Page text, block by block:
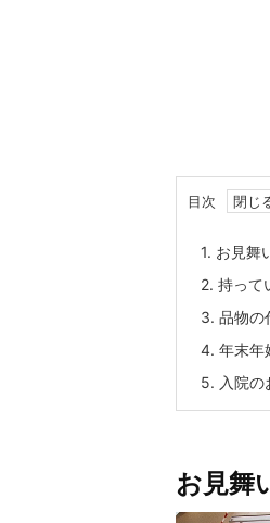
目次
1. お見舞
2. 持って
3. 品物の
4. 年末年
5. 入院
お見舞